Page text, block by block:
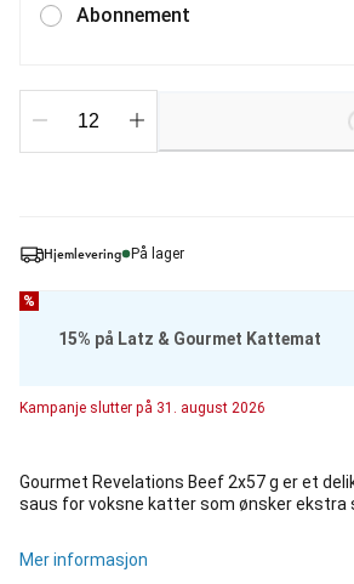
Hjemlevering På lager
%
15% på Latz & Gourmet Kattemat
Kampanje slutter på 31. august 2026
Gourmet Revelations Beef 2x57 g er et
saus for voksne katter som ønsker ekstra
Mer informasjon
Abonnement